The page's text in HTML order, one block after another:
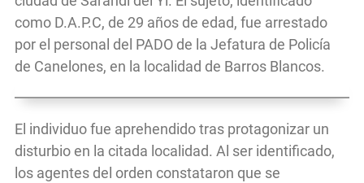
como D.A.P.C, de 29 años de edad, fue arrestado
por el personal del PADO de la Jefatura de Policía
de Canelones, en la localidad de Barros Blancos.
El individuo fue aprehendido tras protagonizar un
disturbio en la citada localidad. Al ser identificado,
los agentes del orden constataron que se